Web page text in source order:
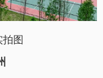
图